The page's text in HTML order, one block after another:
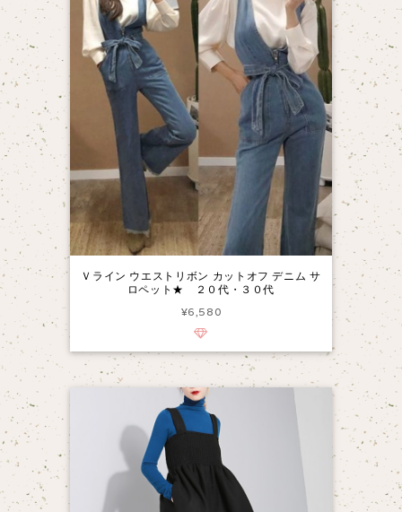
Ｖライン ウエストリボン カットオフ デニム サ
ロペット★ ２０代・３０代
¥6,580